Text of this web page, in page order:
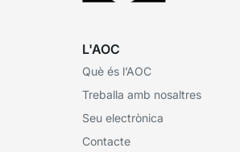
L'AOC
Què és l’AOC
Treballa amb nosaltres
Seu electrònica
Contacte